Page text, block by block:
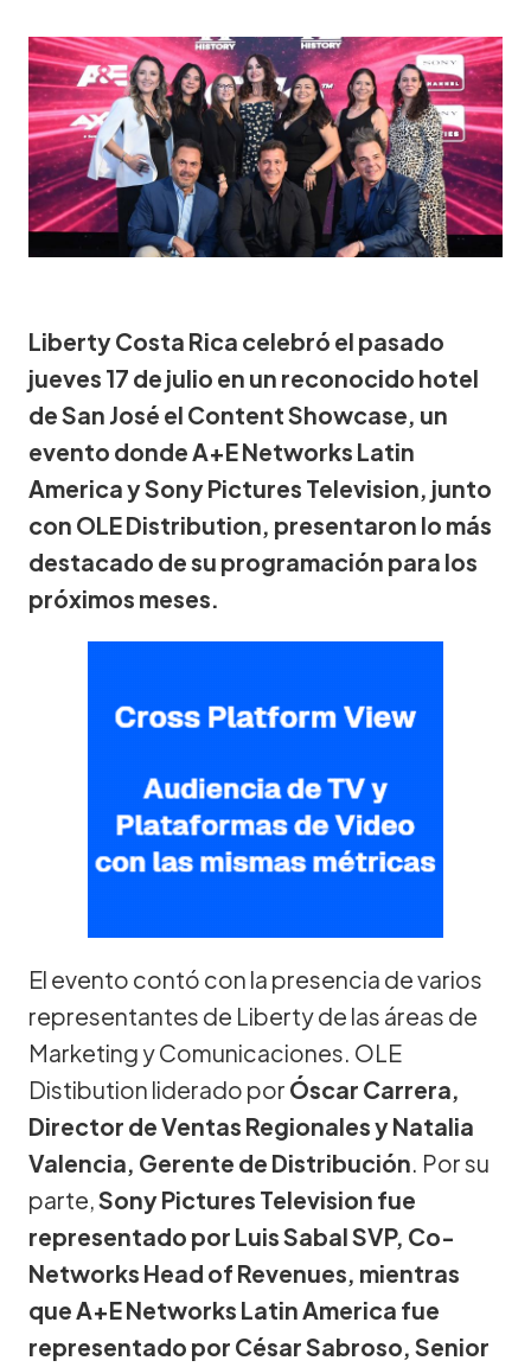
Liberty Costa Rica celebró el pasado
jueves 17 de julio en un reconocido hotel
de San José el Content Showcase, un
evento donde A+E Networks Latin
America y Sony Pictures Television, junto
con OLE Distribution, presentaron lo más
destacado de su programación para los
próximos meses.
El evento contó con la presencia de varios
representantes de Liberty de las áreas de
Marketing y Comunicaciones. OLE
Distibution liderado por Óscar Carrera,
Director de Ventas Regionales y Natalia
Valencia, Gerente de Distribución. Por su
parte, Sony Pictures Television fue
representado por Luis Sabal SVP, Co-
Networks Head of Revenues, mientras
que A+E Networks Latin America fue
representado por César Sabroso, Senior